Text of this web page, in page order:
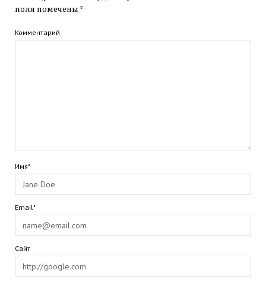
поля помечены *
Комментарий
Имя*
Email*
Сайт